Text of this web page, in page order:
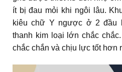
ít bị đau mỏi khi ngôi lâu.
kiêu chữ Y ngược ở 2 đầu
thanh kim loại lớn chắc
chắc chắn và chịu lực tốt hơn